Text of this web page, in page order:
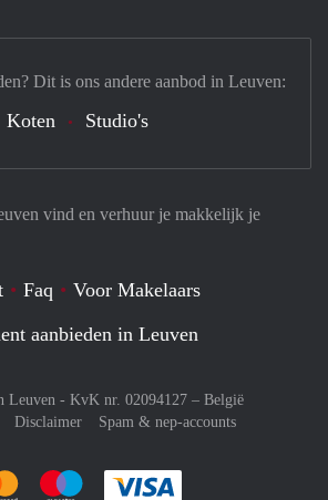
vind en verhuur je makkelijk je
Faq
Voor Makelaars
aanbieden in Leuven
Leuven - KvK nr. 02094127 – België
Disclaimer Spam & nep-accounts
gemakkelijk af met Paypal
Je rekent gemakkelijk af met Mastercard
Je rekent gemakkelijk af met Meastro
Dit is ons andere aanbod in Leuven:
Koten Studio's